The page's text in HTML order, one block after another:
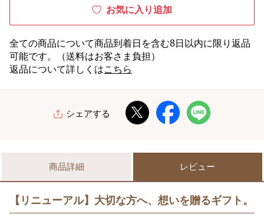
お気に入り追加
全ての商品について商品到着日を含む8日以内に限り返品
可能です。（送料はお客さま負担）
返品について詳しくはこちら
シェアする
商品詳細 レビュー
【リニューアル】大切な方へ、想いを贈るギフト。